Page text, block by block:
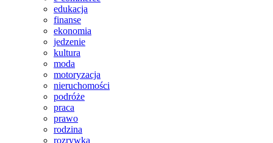
edukacja
finanse
ekonomia
jedzenie
kultura
moda
motoryzacja
nieruchomości
podróże
praca
prawo
rodzina
rozrywka